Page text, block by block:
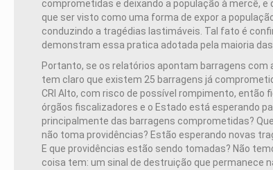
comprometidas e deixando a população à mercê, e
que ser visto como uma forma de expor a
conduzindo a tragédias lastimáveis. Tal fato é
demonstram essa pratica adotada pela maioria
Portanto, se os relatórios apontam barragens com
tem claro que existem 25 barragens já
CRI Alto, com risco de possível rompimento, então
órgãos fiscalizadores e o Estado está esperando
principalmente das barragens comprometidas?
não toma providências? Estão esperando novas
E que providências estão sendo tomadas? Não
coisa tem: um sinal de destruição que permanece